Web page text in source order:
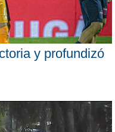
y profundizó